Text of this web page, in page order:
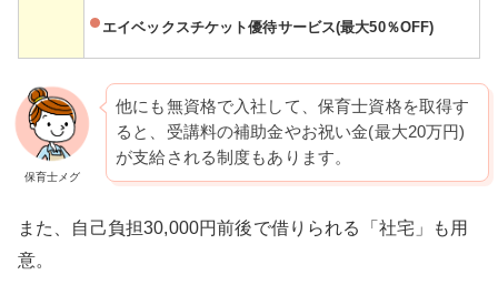
エイベックスチケット優待サービス(最大50％OFF)
保育士メグ
他にも無資格で入社して、保育士資格を取得す
ると、受講料の補助金やお祝い金(最大20万円)
が支給される制度もあります。
また、自己負担30,000円前後で借りられる「社宅」も用
意。